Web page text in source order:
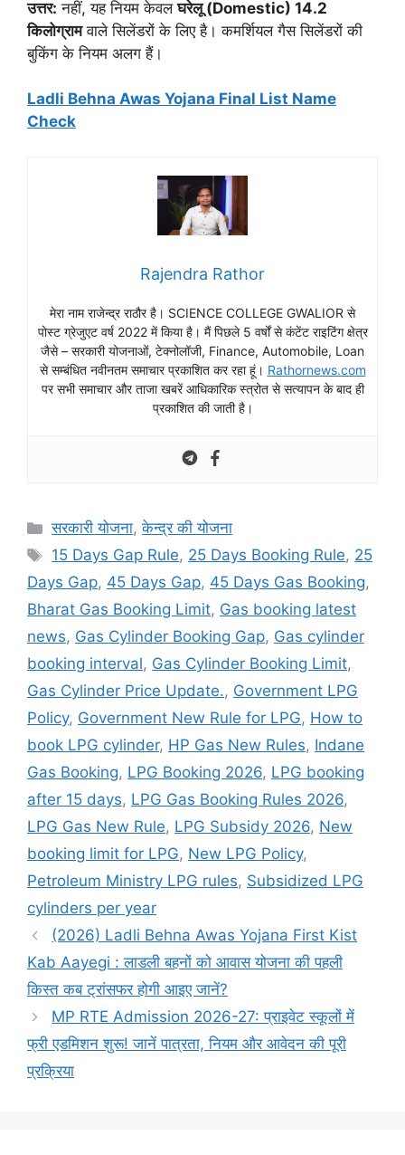
उत्तर: नहीं, यह नियम केवलघरेलू (Domestic) 14.2
किलोग्रामवाले सिलेंडरों के लिए है। कमर्शियल गैस सिलेंडरों की
बुकिंग के नियम अलग हैं।
Ladli Behna Awas Yojana Final List Name
Check
Rajendra Rathor
मेरा नाम राजेन्द्र राठौर है। SCIENCE COLLEGE GWALIOR से
पोस्ट ग्रेजुएट वर्ष 2022 में किया है। मैं पिछले 5 वर्षों से कंटेंट राइटिंग क्षेत्र
जैसे – सरकारी योजनाओं, टेक्नोलॉजी, Finance, Automobile, Loan
से सम्बंधित नवीनतम समाचार प्रकाशित कर रहा हूं। Rathornews.com
पर सभी समाचार और ताजा खबरें आधिकारिक स्त्रोत से सत्यापन के बाद ही
प्रकाशित की जाती है।
Categories
सरकारी योजना,केन्द्र की योजना
Tags
15 Days Gap Rule, 25 Days Booking Rule, 25
Days Gap, 45 Days Gap, 45 Days Gas Booking,
Bharat Gas Booking Limit, Gas booking latest
news, Gas Cylinder Booking Gap, Gas cylinder
booking interval, Gas Cylinder Booking Limit,
Gas Cylinder Price Update., Government LPG
Policy, Government New Rule for LPG, How to
book LPG cylinder, HP Gas New Rules, Indane
Gas Booking, LPG Booking 2026, LPG booking
after 15 days, LPG Gas Booking Rules 2026,
LPG Gas New Rule, LPG Subsidy 2026, New
booking limit for LPG, New LPG Policy,
Petroleum Ministry LPG rules, Subsidized LPG
cylinders per year
(2026) Ladli Behna Awas Yojana First Kist
Kab Aayegi : लाडली बहनों को आवास योजना की पहली
किस्त कब ट्रांसफर होगी आइए जानें?
MP RTE Admission 2026-27: प्राइवेट स्कूलों में
फ्री एडमिशन शुरू! जानें पात्रता, नियम और आवेदन की पूरी
प्रक्रिया